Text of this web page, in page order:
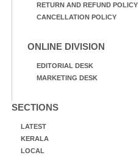
RETURN AND REFUND POLICY
CANCELLATION POLICY
ONLINE DIVISION
EDITORIAL DESK
MARKETING DESK
SECTIONS
LATEST
KERALA
LOCAL